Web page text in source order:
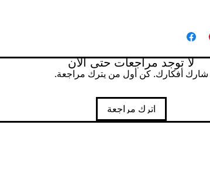
لا توجد مراجعات حتى الآن
شارك أفكارك. كن أول من يترك مراجعة.
اترك مراجعة